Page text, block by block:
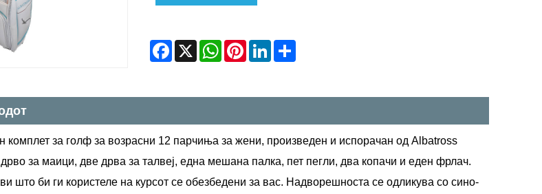
Facebook
X WhatsApp
Pinterest
LinkedIn
комплет за голф за возрасни 12 парчиња за жени, произведен и испорачан од Albatross
за маици, две дрва за талвеј, една мешана палка, пет пегли, два копачи и еден фрлач.
што би ги користеле на курсот се обезбедени за вас. Надворешноста се одликува со сино-